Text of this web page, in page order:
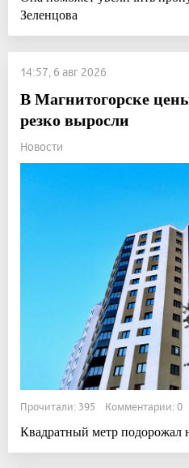
Зеленцова
14:57, 6 авг 2026
В Магнитогорске
резко выросли
Новости
Прочитали: 395 Комментарии: 0
Квадратный метр подорожал